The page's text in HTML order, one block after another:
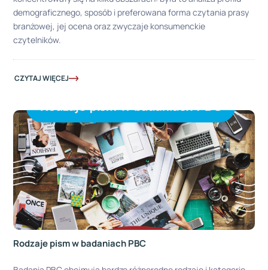
demograficznego, sposób i preferowana forma czytania prasy
branżowej, jej ocena oraz zwyczaje konsumenckie
czytelników.
CZYTAJ WIĘCEJ
Rodzaje pism w badaniach PBC